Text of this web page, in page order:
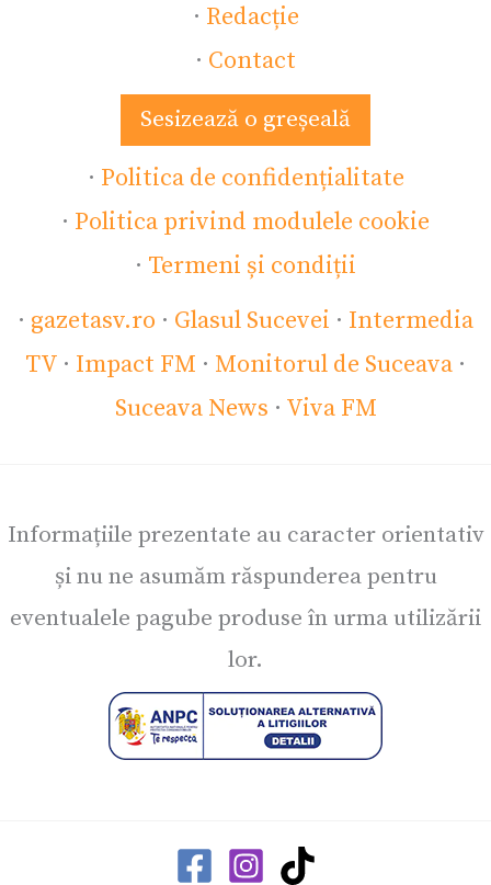
· Redacție
· Contact
Sesizează o greșeală
· Politica de confidențialitate
· Politica privind modulele cookie
· Termeni și condiții
· gazetasv.ro · Glasul Sucevei · Intermedia
TV · Impact FM · Monitorul de Suceava ·
Suceava News · Viva FM
Informațiile prezentate au caracter orientativ
și nu ne asumăm răspunderea pentru
eventualele pagube produse în urma utilizării
lor.